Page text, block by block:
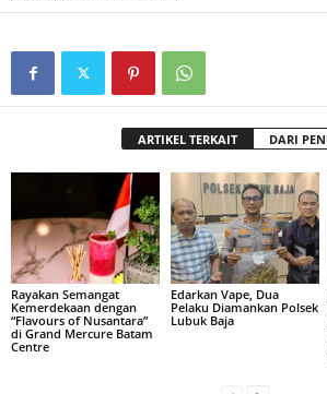
ARTIKEL TERKAIT DARI
Rayakan Semangat
Kemerdekaan dengan
“Flavours of Nusantara”
di Grand Mercure Batam
Centre
Edarkan Vape, Dua
Pelaku Diamankan Polsek
Lubuk Baja